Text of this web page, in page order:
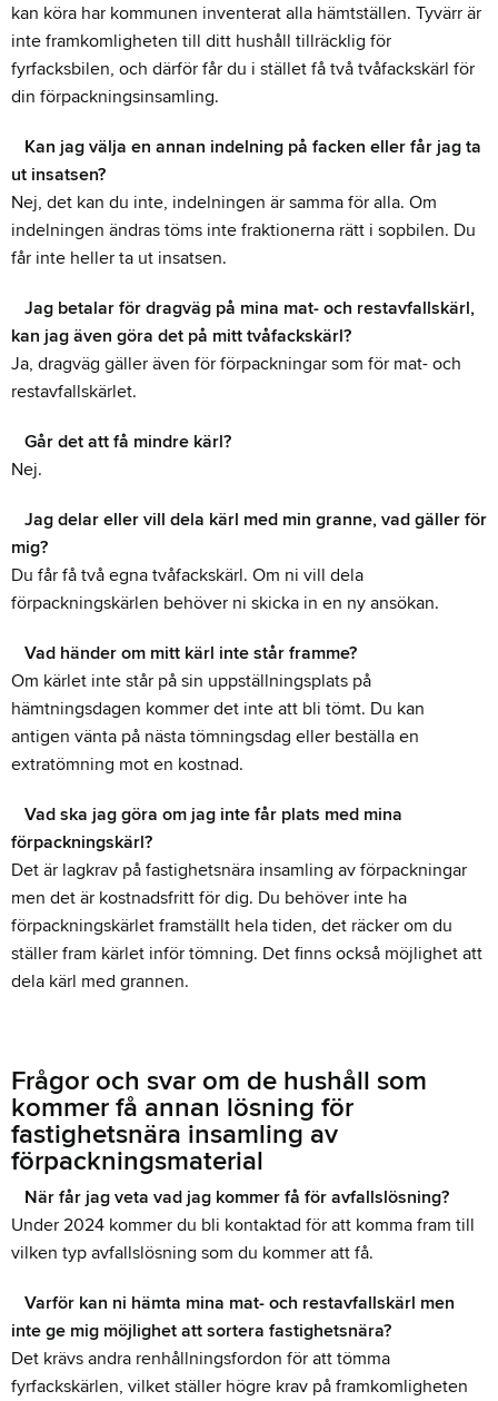
kan köra har kommunen inventerat alla hämtställen. Tyvärr är
inte framkomligheten till ditt hushåll tillräcklig för
fyrfacksbilen, och därför får du i stället få två tvåfackskärl för
din förpackningsinsamling.
Kan jag välja en annan indelning på facken eller får jag ta
ut insatsen?
Nej, det kan du inte, indelningen är samma för alla. Om
indelningen ändras töms inte fraktionerna rätt i sopbilen. Du
får inte heller ta ut insatsen.
Jag betalar för dragväg på mina mat- och restavfallskärl,
kan jag även göra det på mitt tvåfackskärl?
Ja, dragväg gäller även för förpackningar som för mat- och
restavfallskärlet.
Går det att få mindre kärl?
Nej.
Jag delar eller vill dela kärl med min granne, vad gäller för
mig?
Du får få två egna tvåfackskärl. Om ni vill dela
förpackningskärlen behöver ni skicka in en ny ansökan.
Vad händer om mitt kärl inte står framme?
Om kärlet inte står på sin uppställningsplats på
hämtningsdagen kommer det inte att bli tömt. Du kan
antigen vänta på nästa tömningsdag eller beställa en
extratömning mot en kostnad.
Vad ska jag göra om jag inte får plats med mina
förpackningskärl?
Det är lagkrav på fastighetsnära insamling av förpackningar
men det är kostnadsfritt för dig. Du behöver inte ha
förpackningskärlet framställt hela tiden, det räcker om du
ställer fram kärlet inför tömning. Det finns också möjlighet att
dela kärl med grannen.
Frågor och svar om de hushåll som
kommer få annan lösning för
fastighetsnära insamling av
förpackningsmaterial
När får jag veta vad jag kommer få för avfallslösning?
Under 2024 kommer du bli kontaktad för att komma fram till
vilken typ avfallslösning som du kommer att få.
Varför kan ni hämta mina mat- och restavfallskärl men
inte ge mig möjlighet att sortera fastighetsnära?
Det krävs andra renhållningsfordon för att tömma
fyrfackskärlen, vilket ställer högre krav på framkomligheten